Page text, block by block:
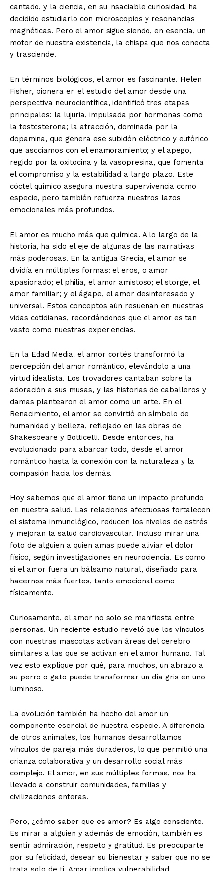
cantado, y la ciencia, en su insaciable curiosidad, ha
decidido estudiarlo con microscopios y resonancias
magnéticas. Pero el amor sigue siendo, en esencia, un
motor de nuestra existencia, la chispa que nos conecta
y trasciende.
En términos biológicos, el amor es fascinante. Helen
Fisher, pionera en el estudio del amor desde una
perspectiva neurocientífica, identificó tres etapas
principales: la lujuria, impulsada por hormonas como
la testosterona; la atracción, dominada por la
dopamina, que genera ese subidón eléctrico y eufórico
que asociamos con el enamoramiento; y el apego,
regido por la oxitocina y la vasopresina, que fomenta
el compromiso y la estabilidad a largo plazo. Este
cóctel químico asegura nuestra supervivencia como
especie, pero también refuerza nuestros lazos
emocionales más profundos.
El amor es mucho más que química. A lo largo de la
historia, ha sido el eje de algunas de las narrativas
más poderosas. En la antigua Grecia, el amor se
dividía en múltiples formas: el eros, o amor
apasionado; el philia, el amor amistoso; el storge, el
amor familiar; y el ágape, el amor desinteresado y
universal. Estos conceptos aún resuenan en nuestras
vidas cotidianas, recordándonos que el amor es tan
vasto como nuestras experiencias.
En la Edad Media, el amor cortés transformó la
percepción del amor romántico, elevándolo a una
virtud idealista. Los trovadores cantaban sobre la
adoración a sus musas, y las historias de caballeros y
damas plantearon el amor como un arte. En el
Renacimiento, el amor se convirtió en símbolo de
humanidad y belleza, reflejado en las obras de
Shakespeare y Botticelli. Desde entonces, ha
evolucionado para abarcar todo, desde el amor
romántico hasta la conexión con la naturaleza y la
compasión hacia los demás.
Hoy sabemos que el amor tiene un impacto profundo
en nuestra salud. Las relaciones afectuosas fortalecen
el sistema inmunológico, reducen los niveles de estrés
y mejoran la salud cardiovascular. Incluso mirar una
foto de alguien a quien amas puede aliviar el dolor
físico, según investigaciones en neurociencia. Es como
si el amor fuera un bálsamo natural, diseñado para
hacernos más fuertes, tanto emocional como
físicamente.
Curiosamente, el amor no solo se manifiesta entre
personas. Un reciente estudio reveló que los vínculos
con nuestras mascotas activan áreas del cerebro
similares a las que se activan en el amor humano. Tal
vez esto explique por qué, para muchos, un abrazo a
su perro o gato puede transformar un día gris en uno
luminoso.
La evolución también ha hecho del amor un
componente esencial de nuestra especie. A diferencia
de otros animales, los humanos desarrollamos
vínculos de pareja más duraderos, lo que permitió una
crianza colaborativa y un desarrollo social más
complejo. El amor, en sus múltiples formas, nos ha
llevado a construir comunidades, familias y
civilizaciones enteras.
Pero, ¿cómo saber que es amor? Es algo consciente.
Es mirar a alguien y además de emoción, también es
sentir admiración, respeto y gratitud. Es preocuparte
por su felicidad, desear su bienestar y saber que no se
trata solo de ti. Amar implica vulnerabilidad